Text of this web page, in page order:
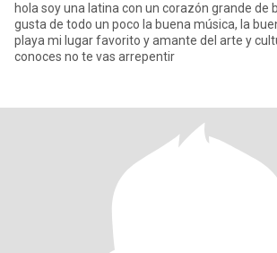
hola soy una latina con un corazón grande de
gusta de todo un poco la buena música, la
playa mi lugar favorito y amante del arte y
conoces no te vas arrepentir